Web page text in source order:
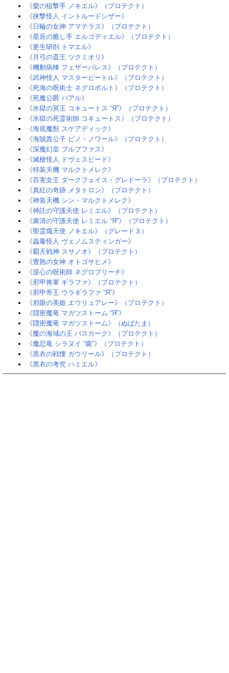
《愛の狙撃手 ノキエル》（プロテクト）
《挟撃怪人 イントルードシザー》
《日輪の女神 アマテラス》（プロテクト）
《星辰の癒し手 エルゴディエル》（プロテクト）
《更生研削 トマエル》
《月弓の斎王 ツクミオリ》
《機動病棟 フェザーパレス》（プロテクト）
《武神怪人 マスタービートル》（プロテクト）
《死海の呪術士 ネグロボルト》（プロテクト）
《死魔公爵 バアル》
《氷獄の冥王 コキュートス “Я”》（プロテクト）
《氷獄の死霊術師 コキュートス》（プロテクト）
《海底魔獣 スケアディック》
《海賊貴公子 ピノ・ノワール》（プロテクト）
《深魔幻皇 ブルブファス》
《滅槍怪人 ドヴェスピード》
《特装天機 マルクトメレク》
《百害女王 ダークフェイス・グレドーラ》（プロテクト）
《真紅の奇跡 メタトロン》（プロテクト）
《神装天機 シン・マルクトメレク》
《神託の守護天使 レミエル》（プロテクト）
《粛清の守護天使 レミエル “Я”》（プロテクト）
《聖霊熾天使 ノキエル》（グレード３）
《蟲毒怪人 ヴェノムスティンガー》
《覇天戦神 スサノオ》（プロテクト）
《豊熟の女神 オトゴサヒメ》
《逆心の呪術師 ネグロブリーチ》
《邪甲将軍 ギラファ》（プロテクト）
《邪甲帝王 ウラギラファ “Я”》
《邪眼の美姫 エウリュアレー》（プロテクト）
《隠密魔竜 マガツストーム “Я”》
《隠密魔竜 マガツストーム》（ぬばたま）
《魔の海域の王 バスカーク》（プロテクト）
《魔忍竜 シラヌイ “朧”》（プロテクト）
《黒衣の戦慄 ガウリール》（プロテクト）
《黒衣の考究 ハミエル》